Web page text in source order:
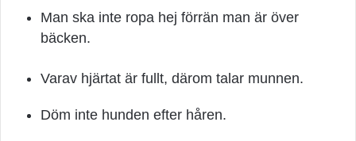
Man ska inte ropa hej förrän man är över
bäcken.
Varav hjärtat är fullt, därom talar munnen.
Döm inte hunden efter håren.